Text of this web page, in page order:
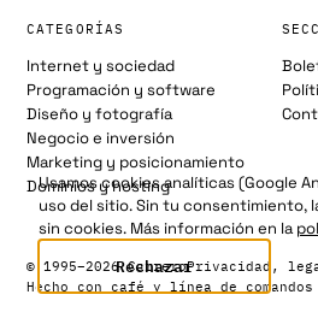
CATEGORÍAS
Internet y sociedad
Programación y software
Diseño y fotografía
Negocio e inversión
Marketing y posicionamiento
Dominios y hosting
© 1995–2026 CarreroPrivacidad,
Hecho con café y línea de comandos
Usamos cookies analíticas (Google
uso del sitio. Sin tu consentimiento,
sin cookies. Más información en la
Rechazar